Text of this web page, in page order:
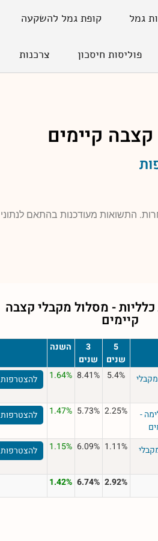
גמל קופת גמל להשקעה
פוליסות חיסכון צרכנות
קיימים
התשואות מעודכנות בהתאם לנתוני
- מסלולמקבלי קצבה
קיימים
5
שנים
3
שנים
השנה
5.4%
8.41%
1.64% להצטרפות
-
2.25%
5.73%
1.47% להצטרפות
1.11%
6.09%
1.15% להצטרפות
2.92%
6.74%
1.42%